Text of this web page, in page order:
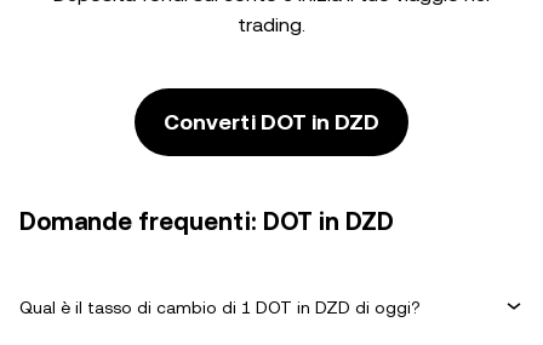
trading.
Converti DOT in DZD
Domande frequenti: DOT in DZD
Qual è il tasso di cambio di 1 DOT in DZD di oggi?